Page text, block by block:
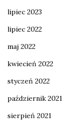
lipiec 2023
lipiec 2022
maj 2022
kwiecień 2022
styczeń 2022
październik 2021
sierpień 2021